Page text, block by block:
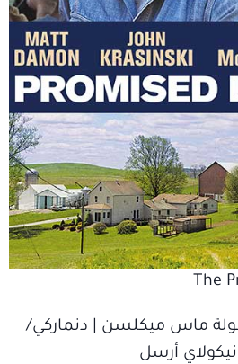
The
ماس ميكلسن | دنماركي‫/
نيكولاي أرسل